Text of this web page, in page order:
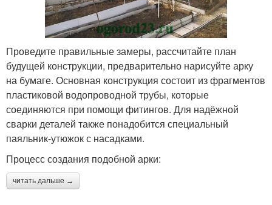
Проведите правильные замеры, рассчитайте план
будущей конструкции, предварительно нарисуйте арку
на бумаге. Основная конструкция состоит из фрагментов
пластиковой водопроводной трубы, которые
соединяются при помощи фитингов. Для надёжной
сварки деталей также понадобится специальный
паяльник-утюжок с насадками.
Процесс создания подобной арки:
читать дальше →